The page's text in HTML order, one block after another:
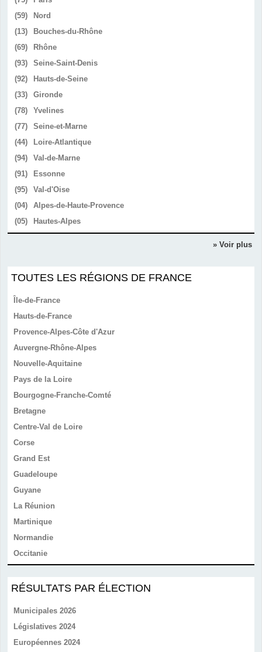
(59)
Nord
(13)
Bouches-du-Rhône
(69)
Rhône
(93)
Seine-Saint-Denis
(92)
Hauts-de-Seine
(33)
Gironde
(78)
Yvelines
(77)
Seine-et-Marne
(44)
Loire-Atlantique
(94)
Val-de-Marne
(91)
Essonne
(95)
Val-d'Oise
(04)
Alpes-de-Haute-Provence
(05)
Hautes-Alpes
» Voir plus
TOUTES LES RÉGIONS DE FRANCE
Île-de-France
Hauts-de-France
Provence-Alpes-Côte d'Azur
Auvergne-Rhône-Alpes
Nouvelle-Aquitaine
Pays de la Loire
Bourgogne-Franche-Comté
Bretagne
Centre-Val de Loire
Corse
Grand Est
Guadeloupe
Guyane
La Réunion
Martinique
Normandie
Occitanie
RÉSULTATS PAR ÉLECTION
Municipales 2026
Législatives 2024
Européennes 2024